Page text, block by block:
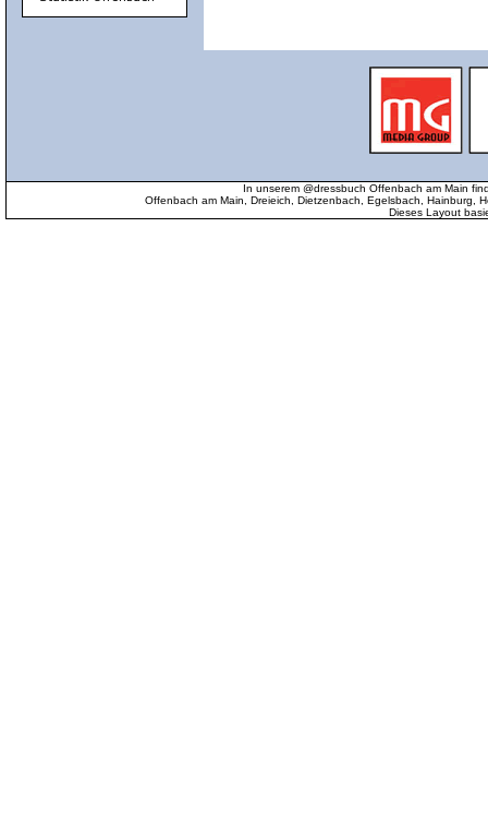
In unserem @dressbuch Offenbach am Main
Offenbach am Main, Dreieich, Dietzenbach, Egelsbach, Hainburg,
Dieses Layout